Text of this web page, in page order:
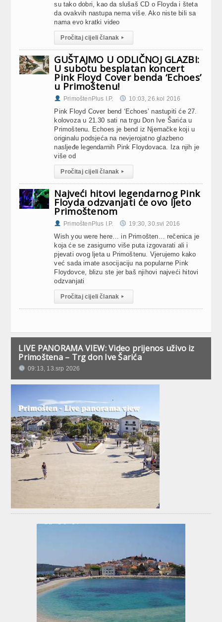
su tako dobri, kao da slušaš CD o Floyda i šteta
da ovakvih nastupa nema više. Ako niste bili sa
nama evo kratki video
Pročitaj cijeli članak ▸
GUŠTAJMO U ODLIČNOJ GLAZBI:
U subotu besplatan koncert
Pink Floyd Cover benda ‘Echoes’
u Primoštenu!
PrimoštenPlus I.P. 10:03, 26.kol 2016
Pink Floyd Cover bend ‘Echoes’ nastupiti će 27.
kolovoza u 21.30 sati na trgu Don Ive Šarića u
Primoštenu. Echoes je bend iz Njemačke koji u
originalu podsjeća na nevjerojatno glazbeno
nasljeđe legendarnih Pink Floydovaca. Iza njih je
više od
Pročitaj cijeli članak ▸
Najveći hitovi legendarnog Pink
Floyda odzvanjati će ovo ljeto
Primoštenom
PrimoštenPlus I.P. 19:30, 30.svi 2016
Wish you were here… in Primošten… rečenica je
koja će se zasigurno više puta izgovarati ali i
pjevati ovog ljeta u Primoštenu. Vjerujemo kako
već sada imate asocijaciju na popularne Pink
Floydovce, blizu ste jer baš njihovi najveći hitovi
odzvanjati
Pročitaj cijeli članak ▸
LIVE PANORAMA VIEW: Video prijenos uživo iz
Primoštena – Trg don Ive Šarića
09:13, 13.srp 2026